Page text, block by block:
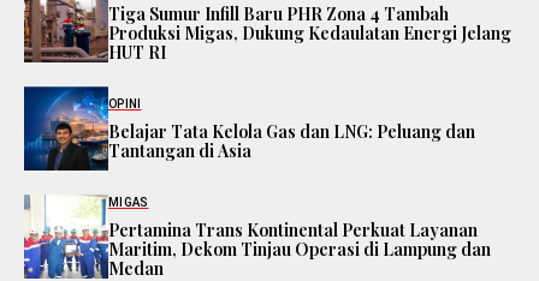
Tiga Sumur Infill Baru PHR Zona 4 Tambah
Produksi Migas, Dukung Kedaulatan Energi Jelang
HUT RI
OPINI
Belajar Tata Kelola Gas dan LNG: Peluang dan
Tantangan di Asia
MIGAS
Pertamina Trans Kontinental Perkuat Layanan
Maritim, Dekom Tinjau Operasi di Lampung dan
Medan